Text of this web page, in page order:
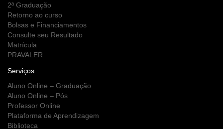
2ª Graduação
Retorno ao curso
Bolsas e Financiamentos
Consulte seu Resultado
Matrícula
PRAVALER
Serviços
Aluno Online – Graduação
Aluno Online – Pós
Professor Online
Plataforma de Aprendizagem
Biblioteca